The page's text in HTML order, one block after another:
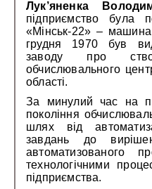
Лук’яненка
підприємство була
«Мінськ-22» –
грудня 1970 був
заводу про
обчислювального
області.
За минулий час на
покоління
шлях від
завдань до
автоматизованого
технологічними
підприємства.